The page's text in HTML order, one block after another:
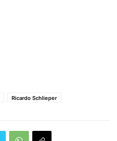
Ricardo Schlieper